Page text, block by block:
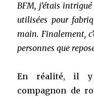
BFM, j’étais
utilisées pour
main. Finalement,
personnes que
En réalité, il
compagnon de